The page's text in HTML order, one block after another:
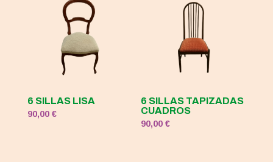
6 SILLAS LISA
90,00 €
6 SILLAS TAPIZADAS
CUADROS
90,00€